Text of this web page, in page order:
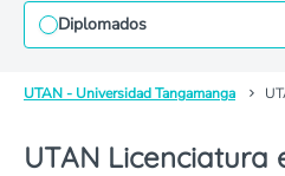
Diplomados
UTAN - Universidad Tangamanga
UTAN Licenciatura